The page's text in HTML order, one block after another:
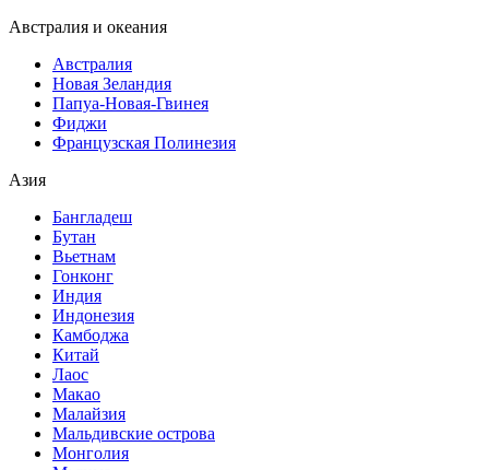
Австралия и океания
Австралия
Новая Зеландия
Папуа-Новая-Гвинея
Фиджи
Французская Полинезия
Азия
Бангладеш
Бутан
Вьетнам
Гонконг
Индия
Индонезия
Камбоджа
Китай
Лаос
Макао
Малайзия
Мальдивские острова
Монголия